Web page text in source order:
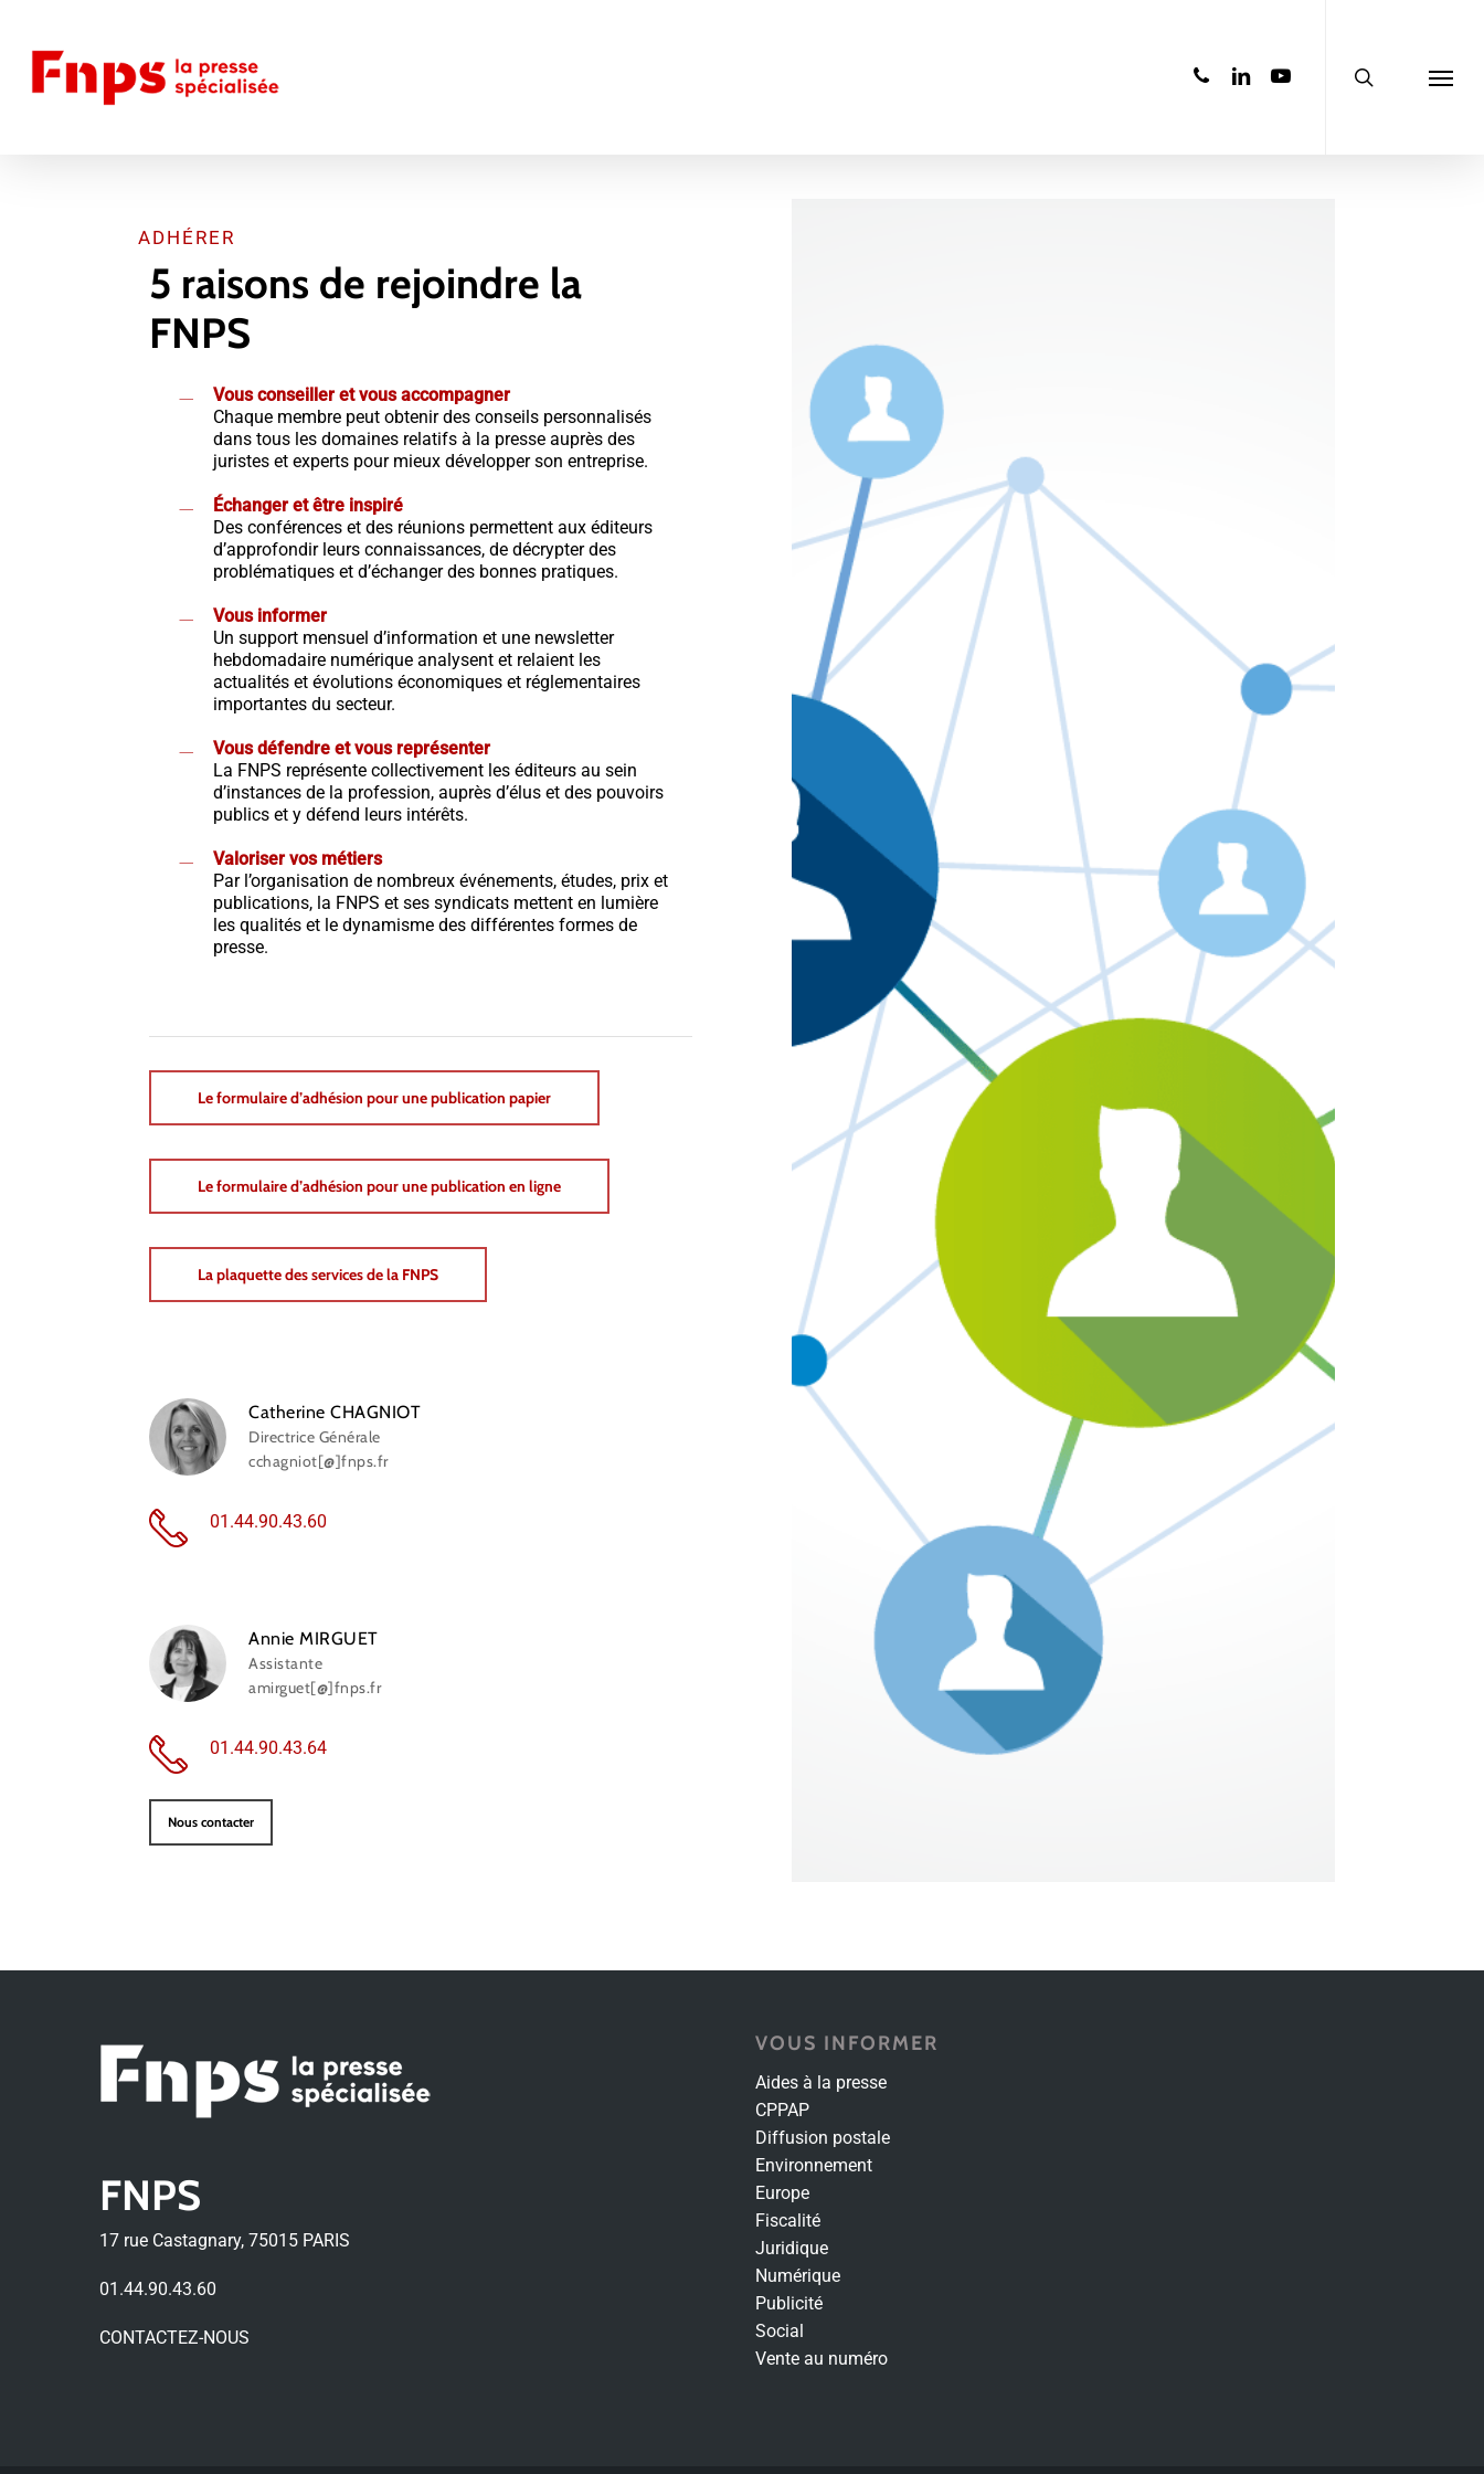
content
Menu
linkedin youtube
phone
ADHÉRER
5 raisons de rejoindre la
FNPS
Vous conseiller et vous accompagner
Chaque membre peut obtenir des conseils personnalisés
dans tous les domaines relatifs à la presse auprès des
juristes et experts pour mieux développer son entreprise.
Échanger et être inspiré
Des conférences et des réunions permettent aux éditeurs
d’approfondir leurs connaissances, de décrypter des
problématiques et d’échanger des bonnes pratiques.
Vous informer
Un support mensuel d’information et une newsletter
hebdomadaire numérique analysent et relaient les
actualités et évolutions économiques et réglementaires
importantes du secteur.
Vous défendre et vous représenter
La FNPS représente collectivement les éditeurs au sein
d’instances de la profession, auprès d’élus et des pouvoirs
publics et y défend leurs intérêts.
Valoriser vos métiers
Par l’organisation de nombreux événements, études, prix et
publications, la FNPS et ses syndicats mettent en lumière
les qualités et le dynamisme des différentes formes de
presse.
Le formulaire d’adhésion pour une publication papier
Le formulaire d’adhésion pour une publication en ligne
La plaquette des services de la FNPS
Catherine CHAGNIOT
Directrice Générale
cchagniot[@]fnps.fr
01.44.90.43.60
Annie MIRGUET
Assistante
amirguet[@]fnps.fr
01.44.90.43.64
Nous contacter
FNPS
17 rue Castagnary, 75015 PARIS
01.44.90.43.60
CONTACTEZ-NOUS
VOUS INFORMER
Aides à la presse
CPPAP
Diffusion postale
Environnement
Europe
Fiscalité
Juridique
Numérique
Publicité
Social
Vente au numéro